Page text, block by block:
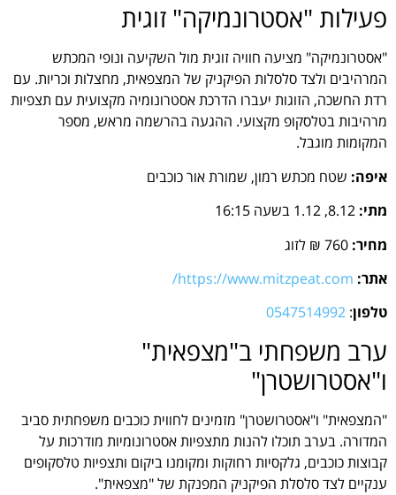
פעילות "אסטרונמיקה" זוגית
"אסטרונמיקה" מציעה חוויה זוגית מול השקיעה ונופי המכתש
המרהיבים ולצד סלסלות הפיקניק של המצפאית, מחצלות וכריות. עם
רדת החשכה, הזוגות יעברו הדרכת אסטרונומיה מקצועית עם תצפיות
מרהיבות בטלסקופ מקצועי. ההגעה בהרשמה מראש, מספר
המקומות מוגבל.
איפה: שטח מכתש רמון, שמורת אור כוכבים
מתי:
מחיר:
אתר: https://www.mitzpeat.com/
טלפון:
0547514992
ערב משפחתי ב"מצפאית"
ו"אסטרושטרן"
"המצפאית" ו"אסטרושטרן" מזמינים לחווית כוכבים משפחתית סביב
המדורה. בערב תוכלו להנות מתצפיות אסטרונומיות מודרכות על
קבוצות כוכבים, גלקסיות רחוקות ומקומנו ביקום ותצפיות טלסקופים
ענקיים לצד סלסלת הפיקניק המפנקת של "מצפאית".